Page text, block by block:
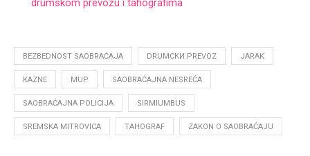
drumskom prevozu i tahografima
BEZBEDNOST SAOBRAĆAJA DRUMСКИ PREVOZ JARAK
KAZNE MUP SAOBRAĆAJNA NESREĆA
SAOBRAĆAJNA POLICIJA SIRMIUMBUS
SREMSKA MITROVICA TAHOGRAF ZAKON O SAOBRAĆAJU